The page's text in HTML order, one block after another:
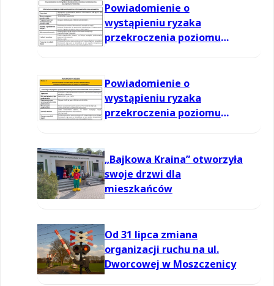
Powiadomienie o
wystąpieniu ryzaka
przekroczenia poziomu
Powiadomienie o
wystąpieniu ryzaka
przekroczenia poziomu
„Bajkowa Kraina” otworzyła
swoje drzwi dla
mieszkańców
Od 31 lipca zmiana
organizacji ruchu na ul.
Dworcowej w Moszczenicy